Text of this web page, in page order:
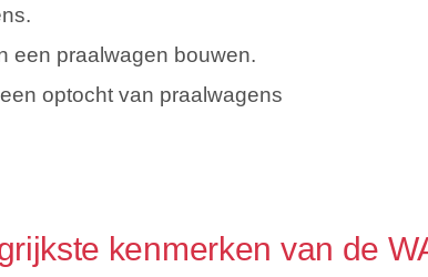
een praalwagen bouwen.
optocht van praalwagens
kenmerken van de